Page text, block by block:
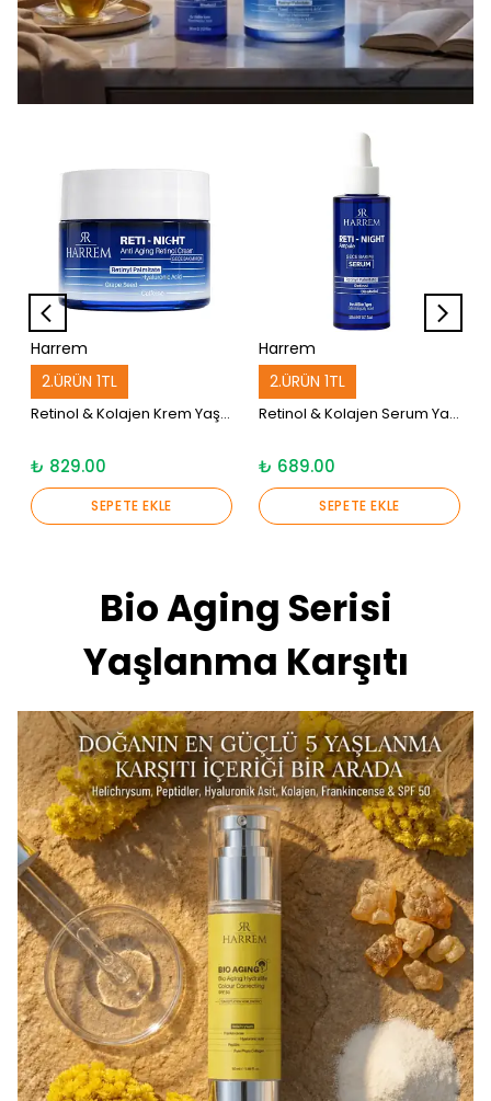
Harrem
2.ÜRÜN 1TL
Retinol & Kolajen Krem Yaşlanma Karşıtı Dolgunlaştırıcı Reti-Night 50 Ml
₺ 829.00
SEPETE EKLE
Harrem
2.ÜRÜN 1TL
Retinol & Kolajen Serum Yaşlanma Karşıtı Dolgunlaştırıcı Reti-Night 30 Ml
₺ 689.00
SEPETE EKLE
Bio Aging Serisi
Yaşlanma Karşıtı